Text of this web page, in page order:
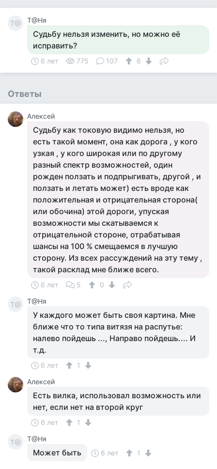
Т@ Т@Ня
Судьбу нельзя изменить, но можно её
исправить?
6 лет 775 107 6
Ответы
Алексей
Судьбу как токовую видимо нельзя, но
есть такой момент, она как дорога , у кого
узкая , у кого широкая или по другому
разный спектр возможностей, один
рожден ползать и подпрыгивать, другой , и
ползать и летать может) есть вроде как
положительная и отрицательная сторона(
или обочина) этой дороги, упуская
возможности мы скатываемся к
отрицательной стороне, отрабатывая
шансы на 100 % смещаемся в лучшую
сторону. Из всех рассуждений на эту тему ,
такой расклад мне ближе всего.
6 лет 5 0
Т@ Т@Ня
У каждого может быть своя картина. Мне
ближе что то типа витязя на распутье:
налево пойдешь ..., Направо пойдешь.... И
т.д.
6 лет
1
Алексей
Есть вилка, использовал возможность или
нет, если нет на второй круг
6 лет 1
Т@ Т@Ня
Может быть 6 лет 1